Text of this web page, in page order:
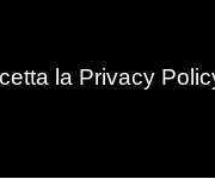
la Privacy